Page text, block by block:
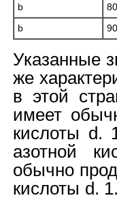
b
b
Указанные
же
в этой
имеет
кислоты d.
азотной
обычно
кислоты d.